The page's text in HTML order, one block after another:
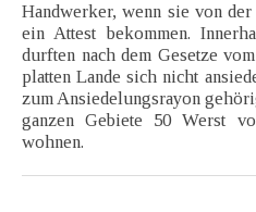
Handwerker, wenn sie von
ein Attest bekommen.
durften nach dem Gesetze
platten Lande sich nicht
zum Ansiedelungsrayon
ganzen Gebiete 50 Werst
wohnen.